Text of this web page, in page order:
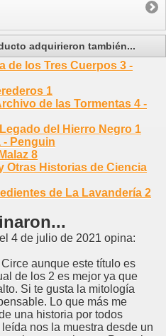
adquirieron también...
de los Tres Cuerpos 3 -
1
de las Tormentas 4 -
del Hierro Negro 1
- Penguin
8
Otras Historias de Ciencia
de La Lavandería 2
el 4 de julio de 2021 opina:
aunque este título es
de los 2 es mejor ya que
Si te gusta la mitología
Lo que más me
una historia por todos
nos la muestra desde un